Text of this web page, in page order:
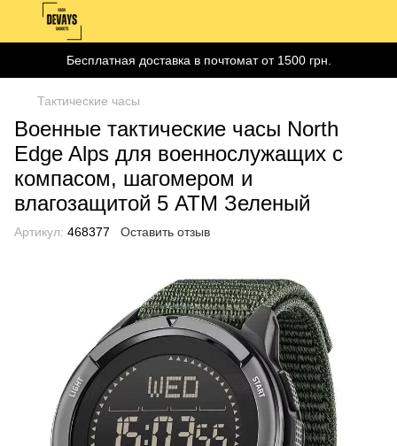
Бесплатная доставка в почтомат от 1500 грн.
Тактические часы
Военные тактические часы North
Edge Alps для военнослужащих с
компасом, шагомером и
влагозащитой 5 ATM Зеленый
Артикул: 468377 Оставить отзыв